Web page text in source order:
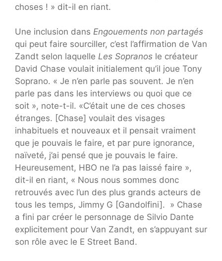
choses ! » dit-il en riant.
Une inclusion dans Engouements non partagés
qui peut faire sourciller, c’est l’affirmation de Van
Zandt selon laquelle Les Sopranos le créateur
David Chase voulait initialement qu’il joue Tony
Soprano. « Je n’en parle pas souvent. Je n’en
parle pas dans les interviews ou quoi que ce
soit », note-t-il. «C’était une de ces choses
étranges. [Chase] voulait des visages
inhabituels et nouveaux et il pensait vraiment
que je pouvais le faire, et par pure ignorance,
naïveté, j’ai pensé que je pouvais le faire.
Heureusement, HBO ne l’a pas laissé faire »,
dit-il en riant, « Nous nous sommes donc
retrouvés avec l’un des plus grands acteurs de
tous les temps, Jimmy G [Gandolfini]. » Chase
a fini par créer le personnage de Silvio Dante
explicitement pour Van Zandt, en s’appuyant sur
son rôle avec le E Street Band.